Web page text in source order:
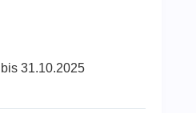
31.10.2025